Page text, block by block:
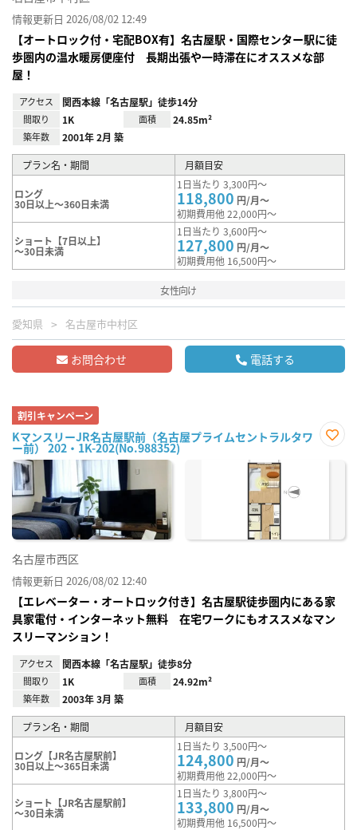
情報更新日 2026/08/02 12:49
【オートロック付・宅配BOX有】名古屋駅・国際センター駅に徒
歩圏内の温水暖房便座付 長期出張や一時滞在にオススメな部
屋！
アクセス 関西本線「名古屋駅」徒歩14分
間取り 1K 面積 24.85m²
築年数 2001年 2月 築
プラン名・期間 月額目安
ロング
30日以上～360日未満
1日当たり 3,300円～
118,800 円/月～
初期費用他 22,000円～
ショート【7日以上】
～30日未満
1日当たり 3,600円～
127,800 円/月～
初期費用他 16,500円～
女性向け
愛知県 名古屋市中村区
お問合わせ 電話する
割引キャンペーン
KマンスリーJR名古屋駅前（名古屋プライムセントラルタワ
ー前） 202・1K-202(No.988352)
に入
名古屋市西区
情報更新日 2026/08/02 12:40
【エレベーター・オートロック付き】名古屋駅徒歩圏内にある家
具家電付・インターネット無料 在宅ワークにもオススメなマン
スリーマンション！
アクセス 関西本線「名古屋駅」徒歩8分
間取り 1K 面積 24.92m²
築年数 2003年 3月 築
プラン名・期間 月額目安
ロング【JR名古屋駅前】
30日以上～365日未満
1日当たり 3,500円～
124,800 円/月～
初期費用他 22,000円～
ショート【JR名古屋駅前】
～30日未満
1日当たり 3,800円～
133,800 円/月～
初期費用他 16,500円～